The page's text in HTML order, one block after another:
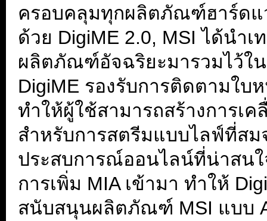
ครอบคลุมทุกผลิตภัณฑ์ฮาร์ดแ
ด้วย DigiME 2.0, MSI ได้นำ
ผลิตภัณฑ์อัจฉริยะมารวมไว้ใ
DigiME รองรับการติดตามใบ
ทำให้ผู้ใช้สามารถสร้างการเ
สำหรับการสตรีมแบบไลฟ์ที่ส
ประสบการณ์ออนไลน์ที่น่าสน
การเพิ่ม MIA เข้ามา ทำให้
สนับสนุนผลิตภัณฑ์ MSI แบบ